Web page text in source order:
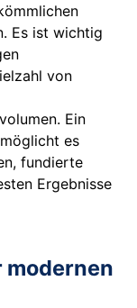
Es ist wichtig
von
Ein
es
fundierte
Ergebnisse